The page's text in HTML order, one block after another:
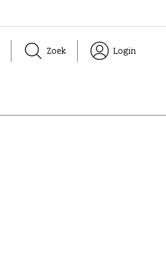
Zoek Login